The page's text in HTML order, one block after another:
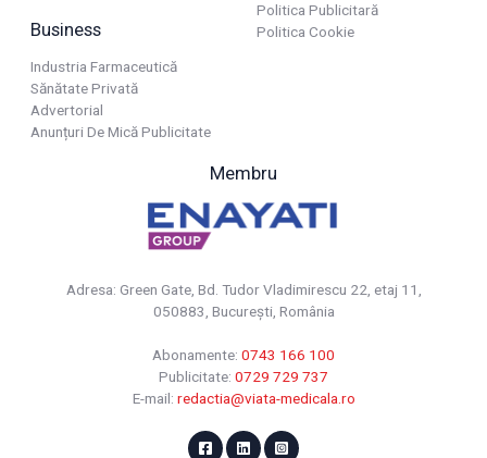
Business
Industria Farmaceutică
Sănătate Privată
Advertorial
Anunțuri De Mică Publicitate
Politica Publicitară
Politica Cookie
Membru
Adresa: Green Gate, Bd. Tudor Vladimirescu 22, etaj 11,
050883, Bucureşti, România
Abonamente: 0743 166 100
Publicitate: 0729 729 737
E-mail: redactia@viata-medicala.ro